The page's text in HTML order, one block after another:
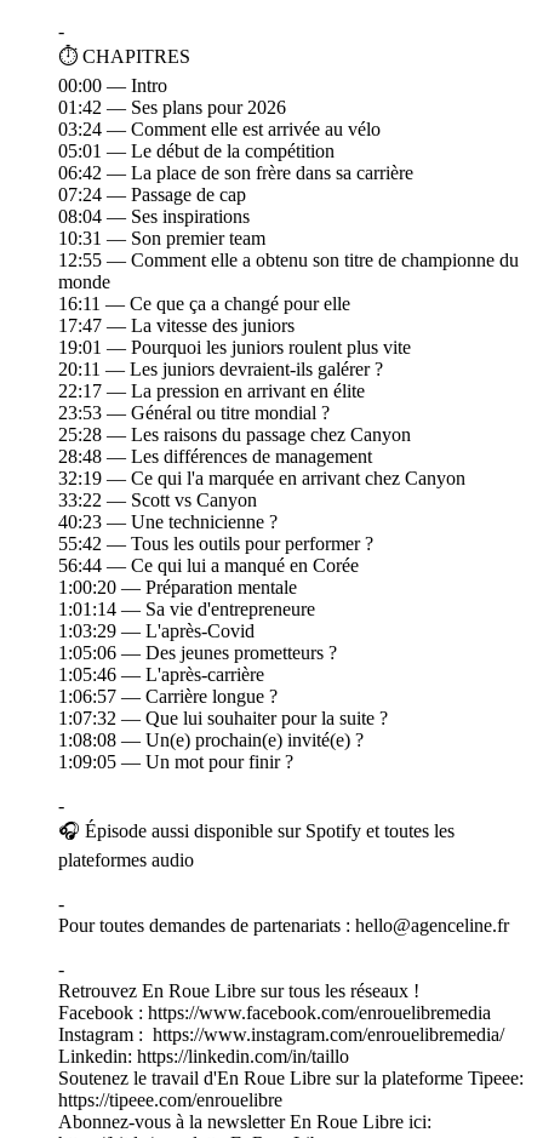
-
⏱ CHAPITRES
00:00 — Intro
01:42 — Ses plans pour 2026
03:24 — Comment elle est arrivée au vélo
05:01 — Le début de la compétition
06:42 — La place de son frère dans sa carrière
07:24 — Passage de cap
08:04 — Ses inspirations
10:31 — Son premier team
12:55 — Comment elle a obtenu son titre de championne du
monde
16:11 — Ce que ça a changé pour elle
17:47 — La vitesse des juniors
19:01 — Pourquoi les juniors roulent plus vite
20:11 — Les juniors devraient-ils galérer ?
22:17 — La pression en arrivant en élite
23:53 — Général ou titre mondial ?
25:28 — Les raisons du passage chez Canyon
28:48 — Les différences de management
32:19 — Ce qui l'a marquée en arrivant chez Canyon
33:22 — Scott vs Canyon
40:23 — Une technicienne ?
55:42 — Tous les outils pour performer ?
56:44 — Ce qui lui a manqué en Corée
1:00:20 — Préparation mentale
1:01:14 — Sa vie d'entrepreneure
1:03:29 — L'après-Covid
1:05:06 — Des jeunes prometteurs ?
1:05:46 — L'après-carrière
1:06:57 — Carrière longue ?
1:07:32 — Que lui souhaiter pour la suite ?
1:08:08 — Un(e) prochain(e) invité(e) ?
1:09:05 — Un mot pour finir ?
-
🎧 Épisode aussi disponible sur Spotify et toutes les
plateformes audio
-
Pour toutes demandes de partenariats : hello@agenceline.fr
-
Retrouvez En Roue Libre sur tous les réseaux !
Facebook : https://www.facebook.com/enrouelibremedia
Instagram : https://www.instagram.com/enrouelibremedia/
Linkedin: https://linkedin.com/in/taillo
Soutenez le travail d'En Roue Libre sur la plateforme Tipeee:
https://tipeee.com/enrouelibre
Abonnez-vous à la newsletter En Roue Libre ici: